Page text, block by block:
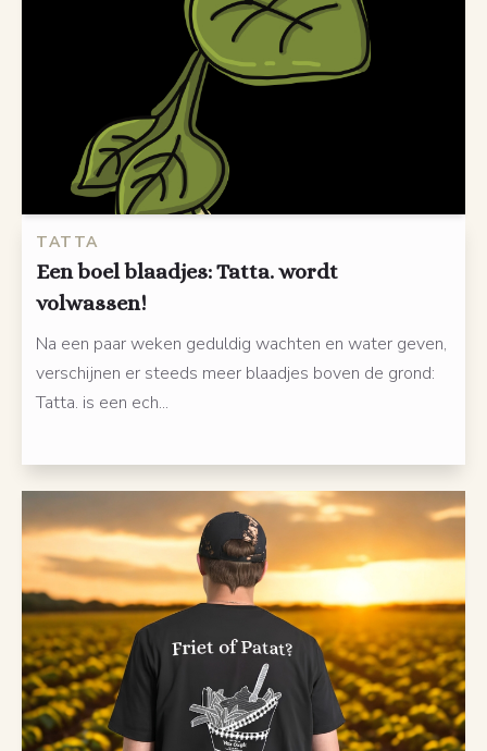
TATTA
Een boel blaadjes: Tatta. wordt
volwassen!
Na een paar weken geduldig wachten en water geven,
verschijnen er steeds meer blaadjes boven de grond:
Tatta. is een ech...